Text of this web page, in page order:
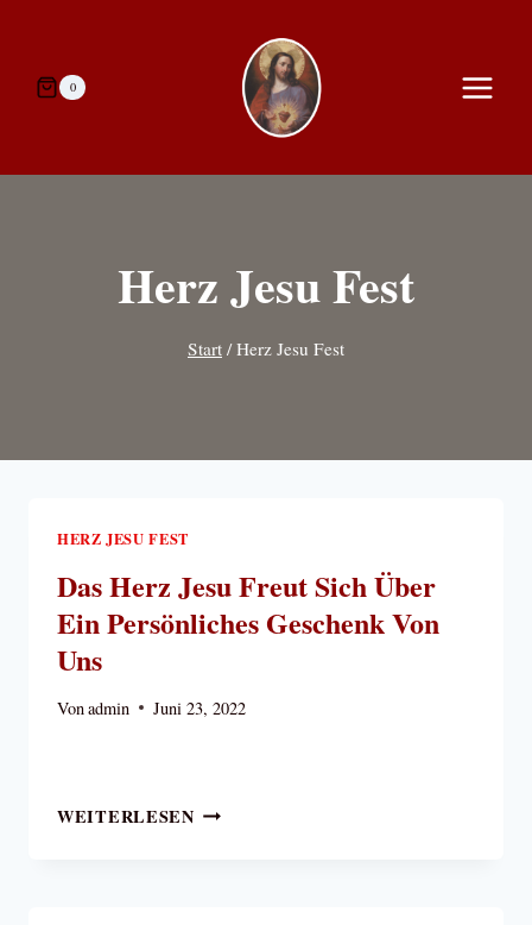
springen0
Herz Jesu Fest
Start / Herz Jesu Fest
HERZ JESU FEST
Das Herz Jesu Freut Sich Über
Ein Persönliches Geschenk Von
Uns
Vonadmin Juni 23, 2022
WEITERLESENDAS